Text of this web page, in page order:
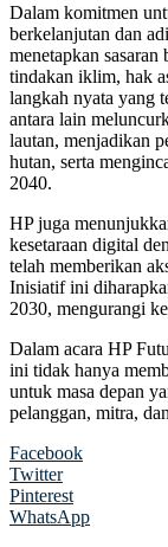
Dalam komitmen
berkelanjutan dan
menetapkan
tindakan iklim, hak
langkah nyata yang
antara lain
lautan, menjadikan
hutan, serta
2040.
HP juga
kesetaraan digital
telah memberikan
Inisiatif ini
2030, mengurangi
Dalam acara HP
ini tidak hanya
untuk masa depan
pelanggan, mitra,
Facebook
Twitter
Pinterest
WhatsApp